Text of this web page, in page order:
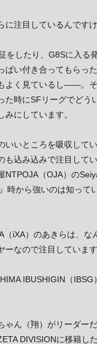
に注目しているんですけ
をしたり、G8Sに入る
ぱい付き合ってもらっ
よく見ているし——。
た時にSFリーグでどう
にしています。
いいところを吸収して
も込み込みで注目して
NTPOJA（OJA）の
時から強いのは知って
（iXA）のあきらは、な
ーなので注目しています
IBUSHIGIN（IBSG
ゃん（翔）がリーダー
DIVISIONに移籍し